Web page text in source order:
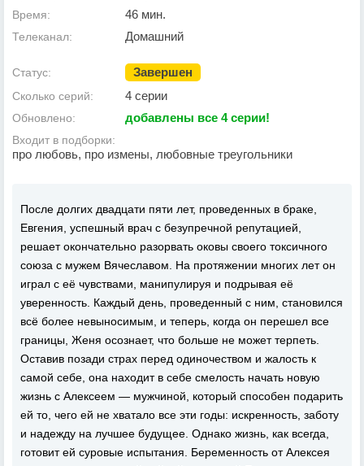
Время: 46 мин.
Телеканал: Домашний
Статус: Завершен
Сколько серий: 4 серии
Обновлено: добавлены все 4 серии!
Входит в подборки:
про любовь, про измены, любовные треугольники
После долгих двадцати пяти лет, проведенных в браке,
Евгения, успешный врач с безупречной репутацией,
решает окончательно разорвать оковы своего токсичного
союза с мужем Вячеславом. На протяжении многих лет он
играл с её чувствами, манипулируя и подрывая её
уверенность. Каждый день, проведенный с ним, становился
всё более невыносимым, и теперь, когда он перешел все
границы, Женя осознает, что больше не может терпеть.
Оставив позади страх перед одиночеством и жалость к
самой себе, она находит в себе смелость начать новую
жизнь с Алексеем — мужчиной, который способен подарить
ей то, чего ей не хватало все эти годы: искренность, заботу
и надежду на лучшее будущее. Однако жизнь, как всегда,
готовит ей суровые испытания. Беременность от Алексея